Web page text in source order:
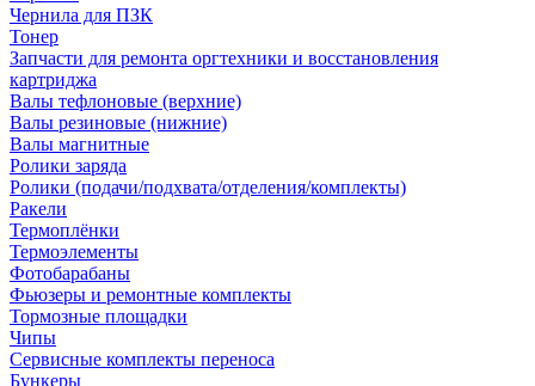
Чернила для ПЗК
Тонер
Запчасти для ремонта оргтехники и восстановления
картриджа
Валы тефлоновые (верхние)
Валы резиновые (нижние)
Валы магнитные
Ролики заряда
Ролики (подачи/подхвата/отделения/комплекты)
Ракели
Термоплёнки
Термоэлементы
Фотобарабаны
Фьюзеры и ремонтные комплекты
Тормозные площадки
Чипы
Сервисные комплекты переноса
Бункеры